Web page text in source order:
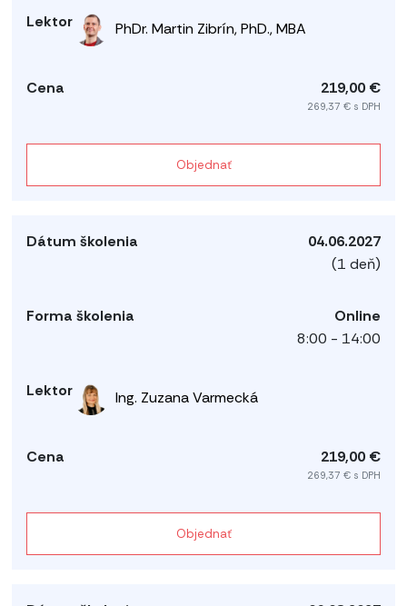
PhDr. Martin Zibrín, PhD., MBA
219,00 €
269,37 € s DPH
Objednať
04.06.2027
(1 deň)
Online
8:00 - 14:00
Ing. Zuzana Varmecká
219,00 €
269,37 € s DPH
Objednať